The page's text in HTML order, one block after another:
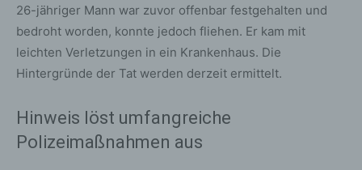
26-jähriger Mann war zuvor offenbar festgehalten und
bedroht worden, konnte jedoch fliehen. Er kam mit
leichten Verletzungen in ein Krankenhaus. Die
Hintergründe der Tat werden derzeit ermittelt.
Hinweis löst umfangreiche
Polizeimaßnahmen aus